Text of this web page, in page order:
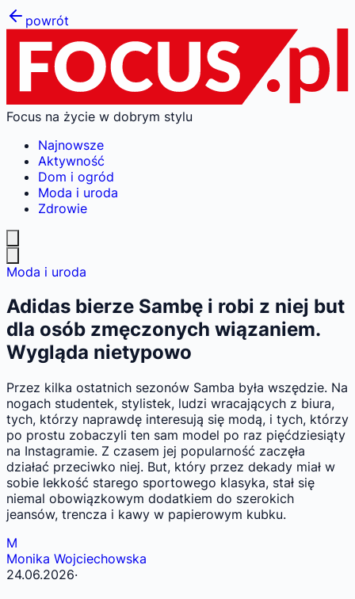
powrót
Focus na życie w dobrym stylu
Najnowsze
Aktywność
Dom i ogród
Moda i uroda
Zdrowie
Moda i uroda
Adidas bierze Sambę i robi z niej but
dla osób zmęczonych wiązaniem.
Wygląda nietypowo
Przez kilka ostatnich sezonów Samba była wszędzie. Na
nogach studentek, stylistek, ludzi wracających z biura,
tych, którzy naprawdę interesują się modą, i tych, którzy
po prostu zobaczyli ten sam model po raz pięćdziesiąty
na Instagramie. Z czasem jej popularność zaczęła
działać przeciwko niej. But, który przez dekady miał w
sobie lekkość starego sportowego klasyka, stał się
niemal obowiązkowym dodatkiem do szerokich
jeansów, trencza i kawy w papierowym kubku.
M
Monika Wojciechowska
24.06.2026·